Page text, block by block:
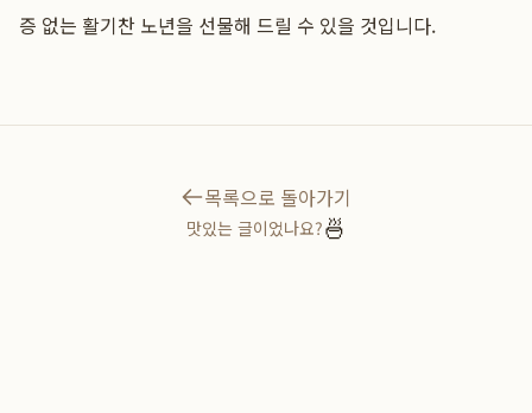
증 없는 활기찬 노년을 선물해 드릴 수 있을 것입니다.
목록으로 돌아가기
맛있는 글이었나요?🍜